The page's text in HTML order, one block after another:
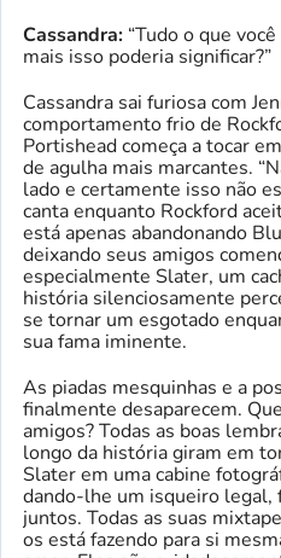
Cassandra: “Tudo o que
mais isso poderia significar?”
Cassandra sai furiosa com
comportamento frio de
Portishead começa a tocar
de agulha mais marcantes.
lado e certamente isso não
canta enquanto Rockford
está apenas abandonando
deixando seus amigos
especialmente Slater, um
história silenciosamente
se tornar um esgotado
sua fama iminente.
As piadas mesquinhas e a
finalmente desaparecem.
amigos? Todas as boas
longo da história giram em
Slater em uma cabine
dando-lhe um isqueiro legal,
juntos. Todas as suas
os está fazendo para si